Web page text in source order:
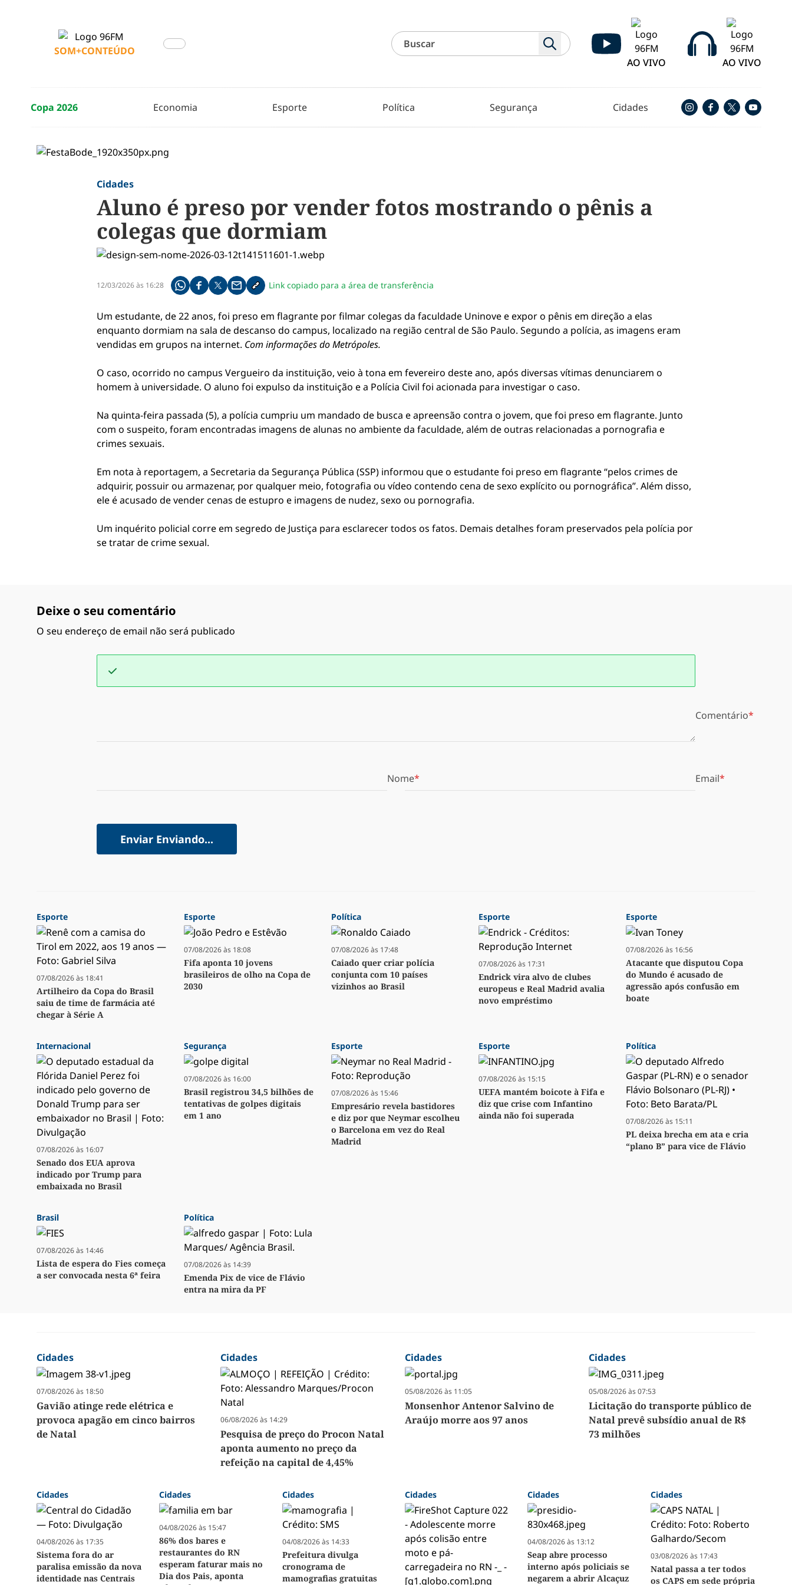
SOM+CONTEÚDO
AO VIVO
AO VIVO
Copa 2026 Economia Esporte Política Segurança Cidades
Cidades
Aluno é preso por vender fotos mostrando o pênis a
colegas que dormiam
12/03/2026 às 16:28 Compartilhe pelo whatsapp
Compartilhar no facebook
Compartilhar no twitter
Compartilhe pelo email
Copiar link da notícia
Link copiado para a área de transferência
Um estudante, de 22 anos, foi preso em flagrante por filmar colegas da faculdade Uninove e expor o pênis em direção a elas
enquanto dormiam na sala de descanso do campus, localizado na região central de São Paulo. Segundo a polícia, as imagens eram
vendidas em grupos na internet. Com informações do Metrópoles.
O caso, ocorrido no campus Vergueiro da instituição, veio à tona em fevereiro deste ano, após diversas vítimas denunciarem o
homem à universidade. O aluno foi expulso da instituição e a Polícia Civil foi acionada para investigar o caso.
Na quinta-feira passada (5), a polícia cumpriu um mandado de busca e apreensão contra o jovem, que foi preso em flagrante. Junto
com o suspeito, foram encontradas imagens de alunas no ambiente da faculdade, além de outras relacionadas a pornografia e
crimes sexuais.
Em nota à reportagem, a Secretaria da Segurança Pública (SSP) informou que o estudante foi preso em flagrante “pelos crimes de
adquirir, possuir ou armazenar, por qualquer meio, fotografia ou vídeo contendo cena de sexo explícito ou pornográfica”. Além disso,
ele é acusado de vender cenas de estupro e imagens de nudez, sexo ou pornografia.
Um inquérito policial corre em segredo de Justiça para esclarecer todos os fatos. Demais detalhes foram preservados pela polícia por
se tratar de crime sexual.
Deixe o seu comentário
O seu endereço de email não será publicado
Comentário
Nome Email
Enviar Enviando...
Esporte
07/08/2026 às 18:41
Artilheiro da Copa do Brasil
saiu de time de farmácia até
chegar à Série A
Esporte
07/08/2026 às 18:08
Fifa aponta 10 jovens
brasileiros de olho na Copa de
2030
Política
07/08/2026 às 17:48
Caiado quer criar polícia
conjunta com 10 países
vizinhos ao Brasil
Esporte
07/08/2026 às 17:31
Endrick vira alvo de clubes
europeus e Real Madrid avalia
novo empréstimo
Esporte
07/08/2026 às 16:56
Atacante que disputou Copa
do Mundo é acusado de
agressão após confusão em
boate
Internacional
07/08/2026 às 16:07
Senado dos EUA aprova
indicado por Trump para
embaixada no Brasil
Segurança
07/08/2026 às 16:00
Brasil registrou 34,5 bilhões de
tentativas de golpes digitais
em 1 ano
Esporte
07/08/2026 às 15:46
Empresário revela bastidores
e diz por que Neymar escolheu
o Barcelona em vez do Real
Madrid
Esporte
07/08/2026 às 15:15
UEFA mantém boicote à Fifa e
diz que crise com Infantino
ainda não foi superada
Política
07/08/2026 às 15:11
PL deixa brecha em ata e cria
“plano B” para vice de Flávio
Brasil
07/08/2026 às 14:46
Lista de espera do Fies começa
a ser convocada nesta 6ª feira
Política
07/08/2026 às 14:39
Emenda Pix de vice de Flávio
entra na mira da PF
Cidades
07/08/2026 às 18:50
Gavião atinge rede elétrica e
provoca apagão em cinco bairros
de Natal
Cidades
06/08/2026 às 14:29
Pesquisa de preço do Procon Natal
aponta aumento no preço da
refeição na capital de 4,45%
Cidades
05/08/2026 às 11:05
Monsenhor Antenor Salvino de
Araújo morre aos 97 anos
Cidades
05/08/2026 às 07:53
Licitação do transporte público de
Natal prevê subsídio anual de R$
73 milhões
Cidades
04/08/2026 às 17:35
Sistema fora do ar
paralisa emissão da nova
identidade nas Centrais
Cidades
04/08/2026 às 15:47
86% dos bares e
restaurantes do RN
esperam faturar mais no
Dia dos Pais, aponta
Cidades
04/08/2026 às 14:33
Prefeitura divulga
cronograma de
mamografias gratuitas
Cidades Cidades
04/08/2026 às 13:12
Seap abre processo
interno após policiais se
negarem a abrir Alcaçuz
Cidades
03/08/2026 às 17:43
Natal passa a ter todos
os CAPS em sede própria